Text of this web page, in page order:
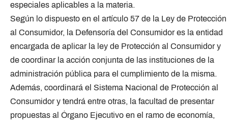
especiales aplicables a la materia.
Según lo dispuesto en el artículo 57 de la Ley de Protección
al Consumidor, la Defensoría del Consumidor es la entidad
encargada de aplicar la ley de Protección al Consumidor y
de coordinar la acción conjunta de las instituciones de la
administración pública para el cumplimiento de la misma.
Además, coordinará el Sistema Nacional de Protección al
Consumidor y tendrá entre otras, la facultad de presentar
propuestas al Órgano Ejecutivo en el ramo de economía,